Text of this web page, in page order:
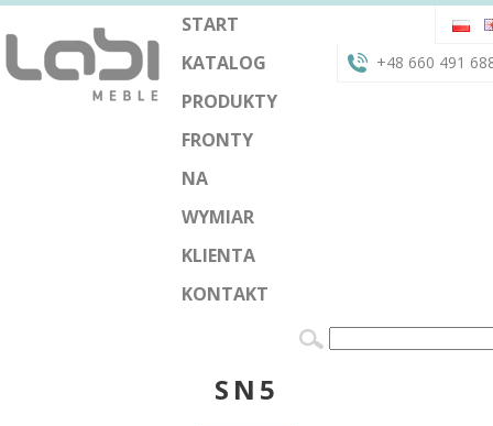
START
KATALOG
PRODUKTY
FRONTY
NA
WYMIAR
KLIENTA
KONTAKT
+48 660 491
SN5